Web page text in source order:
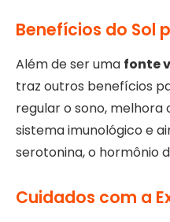
Benefícios do Sol
Além de ser uma fonte
traz outros benefícios
regular o sono, melhora
sistema imunológico e
serotonina, o hormônio
Cuidados com a